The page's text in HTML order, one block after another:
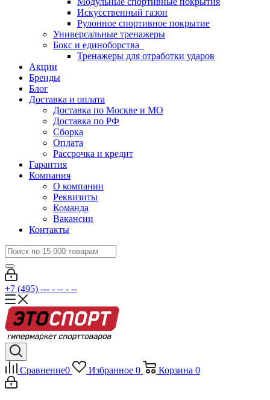
Искусственный газон
Рулонное спортивное покрытие
Универсальные тренажеры
Бокс и единоборства
Тренажеры для отработки ударов
Акции
Бренды
Блог
Доставка и оплата
Доставка по Москве и МО
Доставка по РФ
Сборка
Оплата
Рассрочка и кредит
Гарантия
Компания
О компании
Реквизиты
Команда
Вакансии
Контакты
+7 (495) --- - -- - --
Сравнение0 Избранное 0 Корзина 0